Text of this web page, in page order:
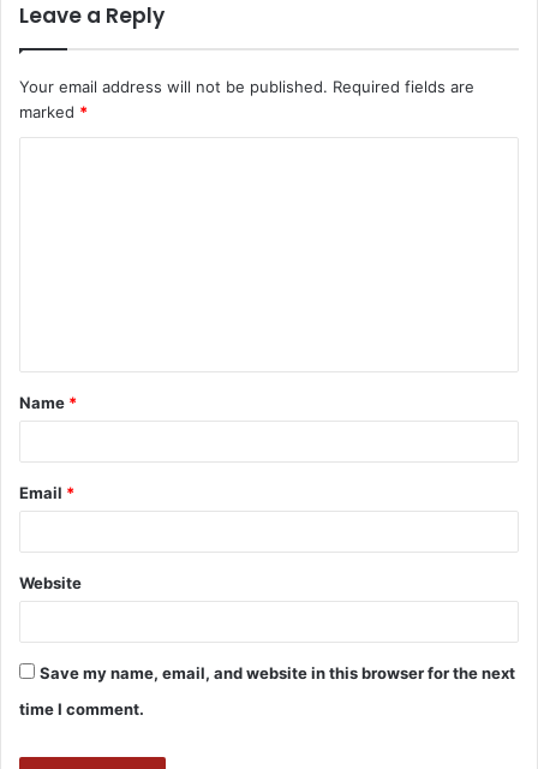
Leave a Reply
Your email address will not be published. Required fields are
marked *
Name *
Email *
Website
Save my name, email, and website in this browser for the next
time I comment.